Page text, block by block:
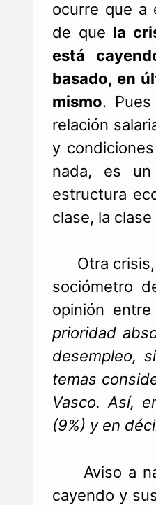
ocurre que a
de que la
está
basado, en
mismo.
relación
y
nada, es
estructura
clase, la
Otra crisis,
sociómetro
opinión
prioridad
desempleo,
temas
Vasco. Así,
(9%) y en
Aviso a
cayendo y